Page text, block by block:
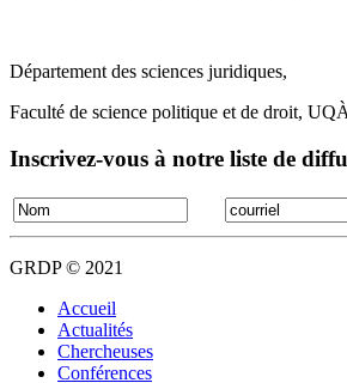
Département des sciences juridiques,
Faculté de science politique et de droit,
Inscrivez-vous à notre liste de
GRDP © 2021
Accueil
Actualités
Chercheuses
Conférences